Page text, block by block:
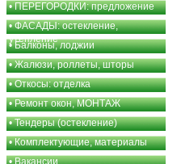
•ПЕРЕГОРОДКИ: предложение
•ФАСАДЫ: остекление,
утепление
•Балконы, лоджии
•Жалюзи, роллеты, шторы
•Откосы: отделка
•Ремонт окон, МОНТАЖ
•Тендеры (остекление)
•Комплектующие, материалы
•Вакансии